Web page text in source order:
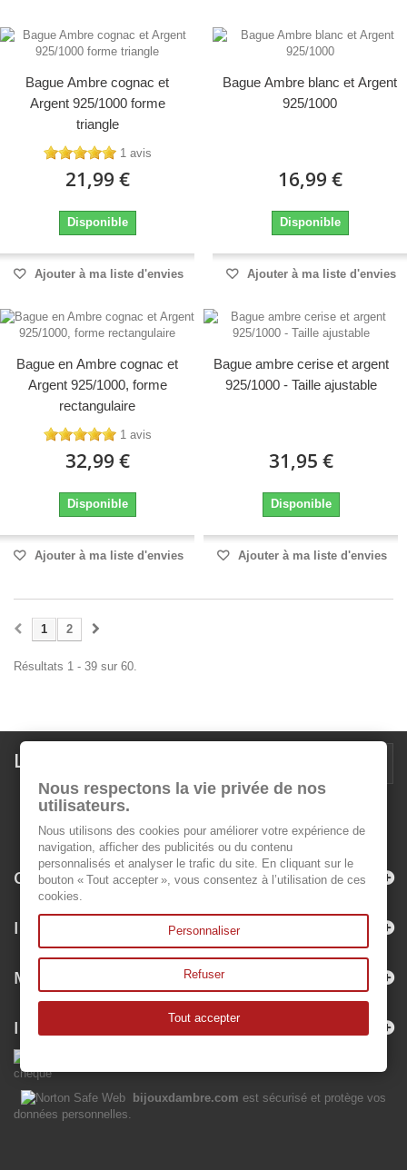
Bague Ambre cognac et
Argent 925/1000 forme
triangle
1 avis
21,99 €
Disponible
Ajouter à ma liste d'envies
Bague Ambre blanc et Argent
925/1000
16,99 €
Disponible
Ajouter à ma liste d'envies
Bague en Ambre cognac et
Argent 925/1000, forme
rectangulaire
1 avis
32,99 €
Disponible
Ajouter à ma liste d'envies
Bague ambre cerise et argent
925/1000 - Taille ajustable
31,95 €
Disponible
Ajouter à ma liste d'envies
1 2
Résultats 1 - 39 sur 60.
Lettre d'informations
Catégories
Informations
Mon compte
Informations sur votre boutique
bijouxdambre.com est sécurisé et protège vos
données personnelles.
Nous respectons la vie privée de nos
utilisateurs.
Nous utilisons des cookies pour améliorer votre expérience de
navigation, afficher des publicités ou du contenu
personnalisés et analyser le trafic du site. En cliquant sur le
bouton « Tout accepter », vous consentez à l’utilisation de ces
cookies.
Personnaliser
Refuser
Tout accepter